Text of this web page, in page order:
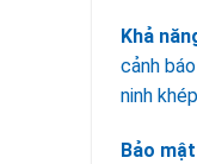
Khả
cảnh
ninh
Bảo